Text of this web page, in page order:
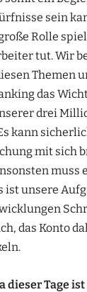
sein
Rolle
tut. Wir
Themen
das
drei
kann
mit sich
muss
ist unsere
das Konto
dieser Tage